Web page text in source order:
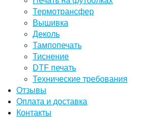
Термотрансфер
Вышивка
Деколь
Тампопечать
Тиснение
DTF печать
Технические требования
Отзывы
Оплата и доставка
Контакты